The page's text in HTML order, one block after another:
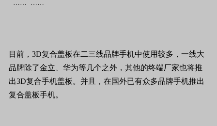
目前，3D复合盖板在二三线品牌手机中使用较多，一线大
品牌除了金立、华为等几个之外，其他的终端厂家也将推
出3D复合手机盖板。并且，在国外已有众多品牌手机推出
复合盖板手机。